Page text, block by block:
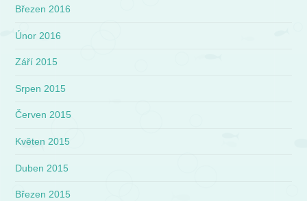
Březen 2016
Únor 2016
Září 2015
Srpen 2015
Červen 2015
Květen 2015
Duben 2015
Březen 2015